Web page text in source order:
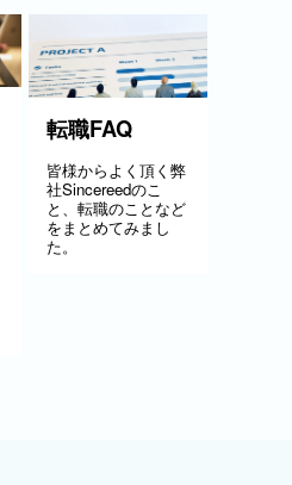
転職FAQ
皆様からよく頂く弊
社Sincereedのこ
と、転職のことなど
をまとめてみまし
た。